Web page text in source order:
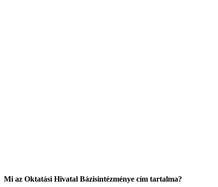
Mi az Oktatási Hivatal Bázisintézménye cím tartalma?